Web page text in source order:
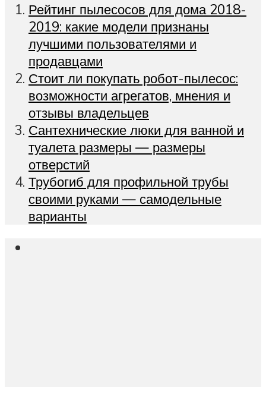
Рейтинг пылесосов для дома 2018-
2019: какие модели признаны
лучшими пользователями и
продавцами
Стоит ли покупать робот-пылесос:
возможности агрегатов, мнения и
отзывы владельцев
Сантехнические люки для ванной и
туалета размеры — размеры
отверстий
Трубогиб для профильной трубы
своими руками — самодельные
варианты